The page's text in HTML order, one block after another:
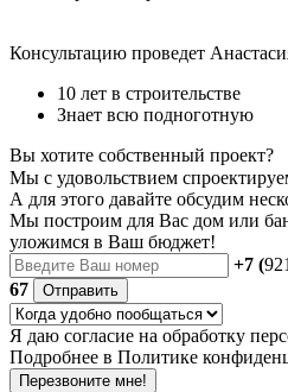
Консультацию проведет
10 лет в строительстве
Знает всю подноготную
Вы хотите собственный проект?
Мы с удовольствием
А для этого давайте обсудим
Мы построим для Вас дом или
уложимся в Ваш бюджет!
+7 (
67
Отправить
Я даю согласие на обработку
Подробнее в Политике
Перезвоните мне!